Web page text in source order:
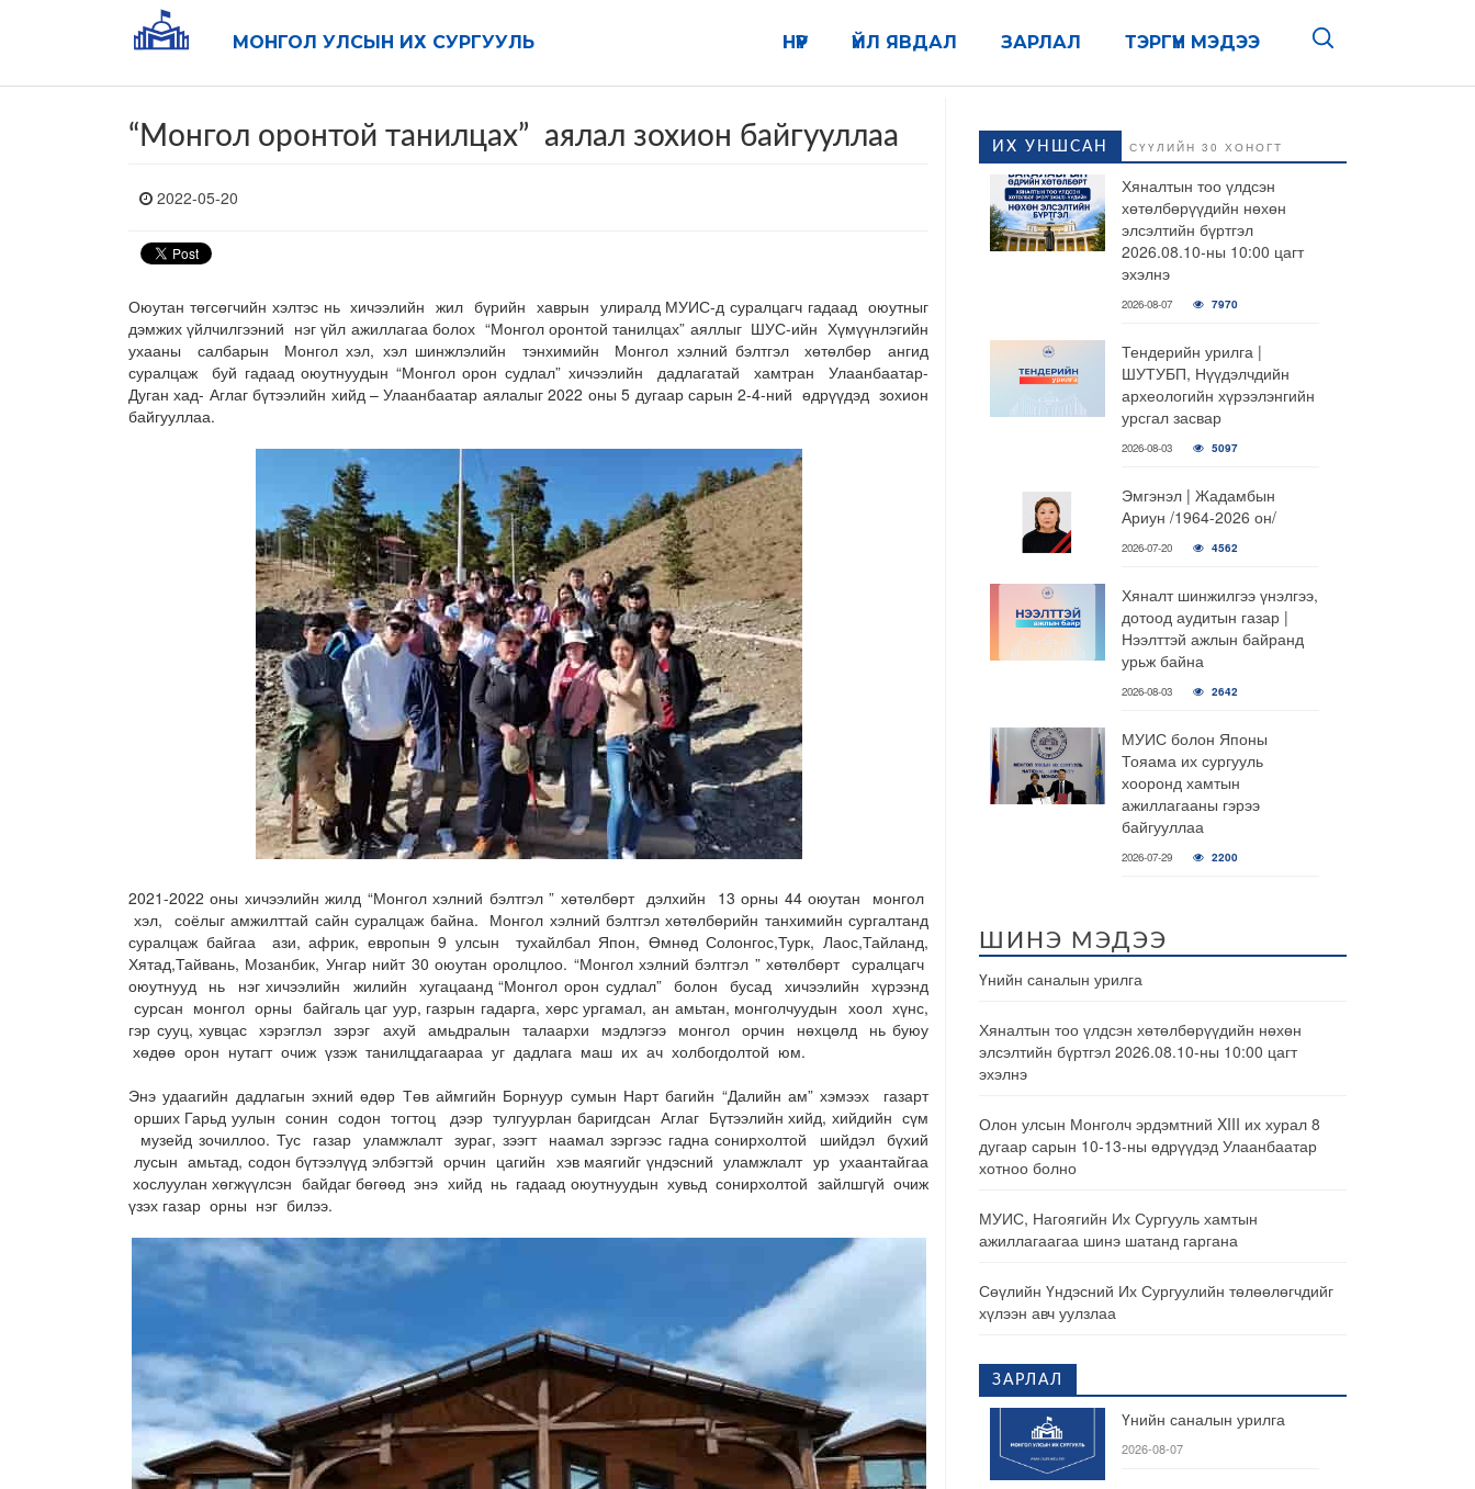
МОНГОЛ УЛСЫН ИХ СУРГУУЛЬ ТЭРГҮҮН МЭДЭЭ
ЗАРЛАЛ
ҮЙЛ ЯВДАЛ
НҮҮР
“Монгол оронтой танилцах” аялал зохион байгууллаа
2022-05-20
Оюутан төгсөгчийн хэлтэс нь хичээлийн жил бүрийн хаврын улиралд МУИС-д суралцагч гадаад оюутныг
дэмжих үйлчилгээний нэг үйл ажиллагаа болох “Монгол оронтой танилцах” аяллыг ШУС-ийн Хүмүүнлэгийн
ухааны салбарын Монгол хэл, хэл шинжлэлийн тэнхимийн Монгол хэлний бэлтгэл хөтөлбөр ангид
суралцаж буй гадаад оюутнуудын “Монгол орон судлал” хичээлийн дадлагатай хамтран Улаанбаатар-
Дуган хад- Аглаг бүтээлийн хийд – Улаанбаатар аялалыг 2022 оны 5 дугаар сарын 2-4-ний өдрүүдэд зохион
байгууллаа.
2021-2022 оны хичээлийн жилд “Монгол хэлний бэлтгэл ” хөтөлбөрт дэлхийн 13 орны 44 оюутан монгол
хэл, соёлыг амжилттай сайн суралцаж байна. Монгол хэлний бэлтгэл хөтөлбөрийн танхимийн сургалтанд
суралцаж байгаа ази, африк, европын 9 улсын тухайлбал Япон, Өмнөд Солонгос,Турк, Лаос,Тайланд,
Хятад,Тайвань, Мозанбик, Унгар нийт 30 оюутан оролцлоо. “Монгол хэлний бэлтгэл ” хөтөлбөрт суралцагч
оюутнууд нь нэг хичээлийн жилийн хугацаанд “Монгол орон судлал” болон бусад хичээлийн хүрээнд
сурсан монгол орны байгаль цаг уур, газрын гадарга, хөрс ургамал, ан амьтан, монголчуудын хоол хүнс,
гэр сууц, хувцас хэрэглэл зэрэг ахуй амьдралын талаархи мэдлэгээ монгол орчин нөхцөлд нь буюу
хөдөө орон нутагт очиж үзэж танилцдагаараа уг дадлага маш их ач холбогдолтой юм.
Энэ удаагийн дадлагын эхний өдөр Төв аймгийн Борнуур сумын Нарт багийн “Далийн ам” хэмээх газарт
орших Гарьд уулын сонин содон тогтоц дээр тулгуурлан баригдсан Аглаг Бүтээлийн хийд, хийдийн сүм
музейд зочиллоо. Тус газар уламжлалт зураг, зээгт наамал зэргээс гадна сонирхолтой шийдэл бүхий
лусын амьтад, содон бүтээлүүд элбэгтэй орчин цагийн хэв маягийг үндэсний уламжлалт ур ухаантайгаа
хослуулан хөгжүүлсэн байдаг бөгөөд энэ хийд нь гадаад оюутнуудын хувьд сонирхолтой зайлшгүй очиж
үзэх газар орны нэг билээ.
ИХ УНШСАН СҮҮЛИЙН 30 ХОНОГТ
Хяналтын тоо үлдсэн
хөтөлбөрүүдийн нөхөн
элсэлтийн бүртгэл
2026.08.10-ны 10:00 цагт
эхэлнэ
2026-08-07 7970
Тендерийн урилга |
ШУТУБП, Нүүдэлчдийн
археологийн хүрээлэнгийн
урсгал засвар
2026-08-03 5097
Эмгэнэл | Жадамбын
Ариун /1964-2026 он/
2026-07-20 4562
Хяналт шинжилгээ үнэлгээ,
дотоод аудитын газар |
Нээлттэй ажлын байранд
урьж байна
2026-08-03 2642
МУИС болон Японы
Тояама их сургууль
хооронд хамтын
ажиллагааны гэрээ
байгууллаа
2026-07-29 2200
ШИНЭ МЭДЭЭ
Үнийн саналын урилга
Хяналтын тоо үлдсэн хөтөлбөрүүдийн нөхөн
элсэлтийн бүртгэл 2026.08.10-ны 10:00 цагт
эхэлнэ
Олон улсын Монголч эрдэмтний XIII их хурал 8
дугаар сарын 10-13-ны өдрүүдэд Улаанбаатар
хотноо болно
МУИС, Нагоягийн Их Сургууль хамтын
ажиллагаагаа шинэ шатанд гаргана
Сөүлийн Үндэсний Их Сургуулийн төлөөлөгчдийг
хүлээн авч уулзлаа
ЗАРЛАЛ
Үнийн саналын урилга
2026-08-07